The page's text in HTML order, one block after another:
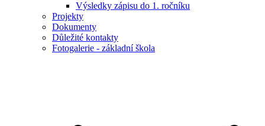
Výsledky zápisu do 1. ročníku
Projekty
Dokumenty
Důležité kontakty
Fotogalerie - základní škola